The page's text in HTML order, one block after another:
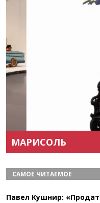
МАРИСОЛЬ
САМОЕ ЧИТАЕМОЕ
Павел Кушнир: